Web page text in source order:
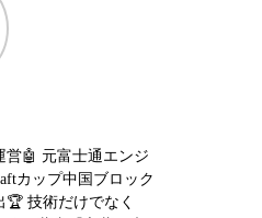
営🤖 元富士通エンジ
カップ中国ブロック
技術だけでなく